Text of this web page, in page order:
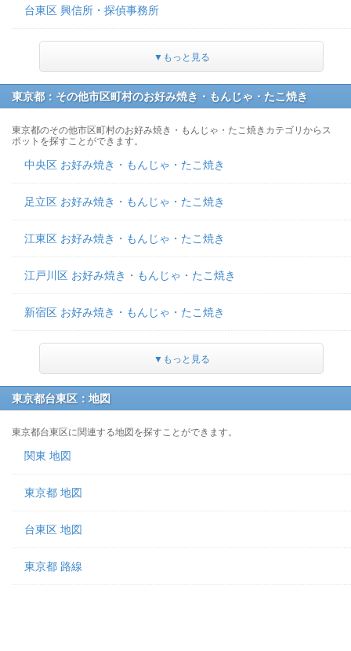
台東区 興信所・探偵事務所
▼もっと見る
東京都：その他市区町村のお好み焼き・もんじゃ・たこ焼き
東京都のその他市区町村のお好み焼き・もんじゃ・たこ焼きカテゴリからス
ポットを探すことができます。
中央区 お好み焼き・もんじゃ・たこ焼き
足立区 お好み焼き・もんじゃ・たこ焼き
江東区 お好み焼き・もんじゃ・たこ焼き
江戸川区 お好み焼き・もんじゃ・たこ焼き
新宿区 お好み焼き・もんじゃ・たこ焼き
▼もっと見る
東京都台東区：地図
東京都台東区に関連する地図を探すことができます。
関東 地図
東京都 地図
台東区 地図
東京都 路線